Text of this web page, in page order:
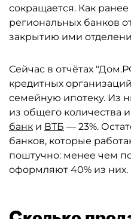
сокращается. Как
региональных банков
закрытию ими
Сейчас в отчётах
кредитных
семейную ипотеку. Из
из общего количества
банк и ВТБ — 23%.
банков, которые
поштучно: менее чем
оформляют 40% из них.